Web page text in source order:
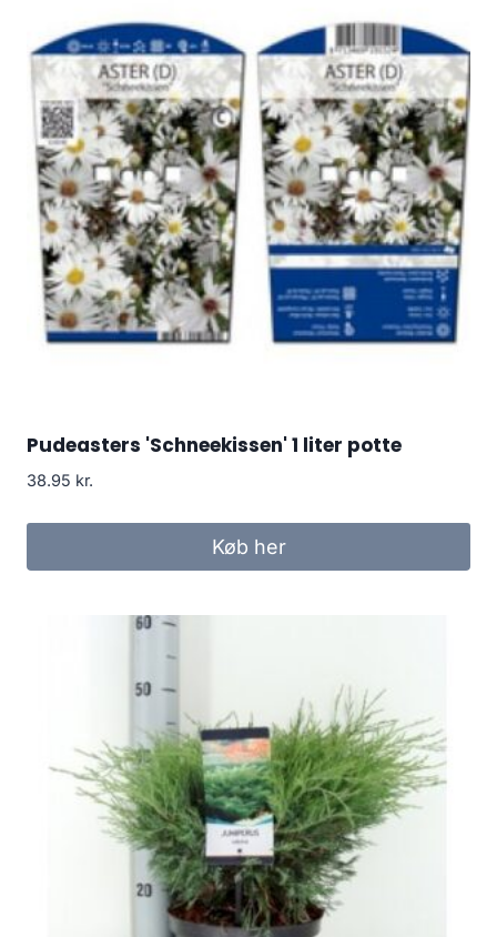
Pudeasters 'Schneekissen' 1 liter potte
38.95 kr.
Køb her